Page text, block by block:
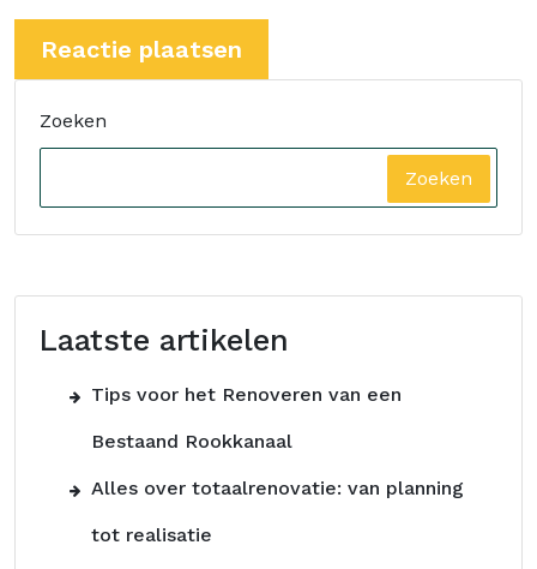
Zoeken
Zoeken
Laatste artikelen
Tips voor het Renoveren van een
Bestaand Rookkanaal
Alles over totaalrenovatie: van planning
tot realisatie